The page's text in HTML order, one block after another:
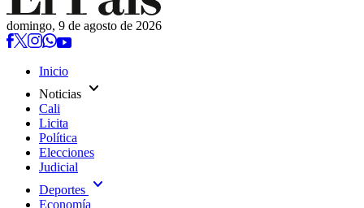
domingo, 9 de agosto de 2026
Inicio
Noticias expand_more
Cali
Licita
Política
Elecciones
Judicial
Deportes expand_more
Economía